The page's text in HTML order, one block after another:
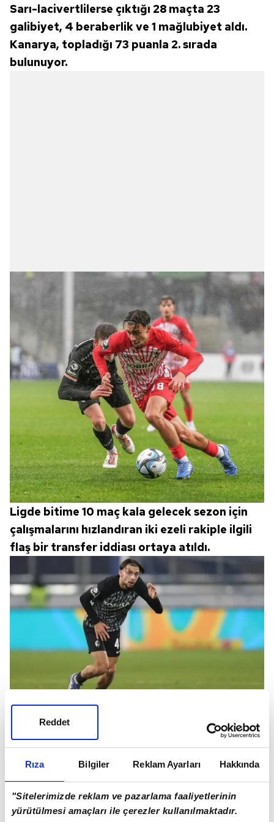
Rıza Bilgiler Reklam Ayarları Hakkında
"Sitelerimizde reklam ve pazarlama faaliyetlerinin
yürütülmesi amaçları ile çerezler kullanılmaktadır.
Reddet
Sarı-lacivertlilerse çıktığı 28 maçta 23
galibiyet, 4 beraberlik ve 1 mağlubiyet aldı.
Kanarya, topladığı 73 puanla 2. sırada
bulunuyor.
Ligde bitime 10 maç kala gelecek sezon için
çalışmalarını hızlandıran iki ezeli rakiple ilgili
flaş bir transfer iddiası ortaya atıldı.
Fenerbahçe ile Galatasaray bir yandan
şampiyonluk için mücadele ederken, diğer
yandan yine bir transferde karşı karşıya geldi.